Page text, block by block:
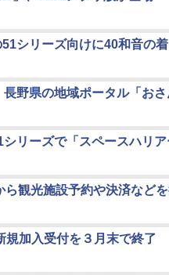
シリーズ向けに40和音の
野県の地域ポータル「おさ
リーズで「スペースハリ
観光施設予約や決済など
規加入受付を３月末で終了